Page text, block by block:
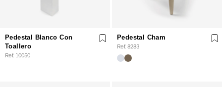
Pedestal Blanco Con
Toallero
Ref. 10050
Pedestal Cham
Ref. 8283